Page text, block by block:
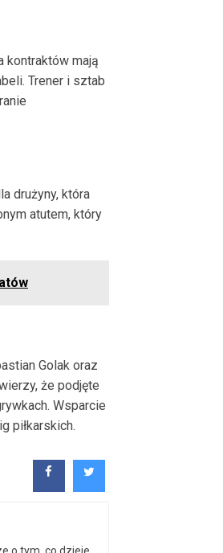
kontraktów mają
Trener i sztab
drużyny, która
atutem, który
Golak oraz
że podjęte
Wsparcie
piłkarskich.